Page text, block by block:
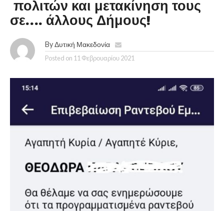
πολιτών και μετακίνηση τους
σε…. άλλους Δήμους!
By Δυτική Μακεδονία
Posted on 11 Φεβρουαρίου 2021